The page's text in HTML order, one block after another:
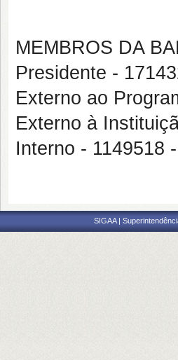
MEMBROS DA
Presidente -
Externo ao
Externo à
Interno - 1149518
SIGAA |